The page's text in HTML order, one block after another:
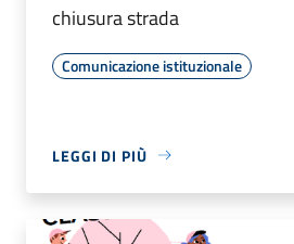
chiusura strada
Comunicazione istituzionale
LEGGI DI PIÙ